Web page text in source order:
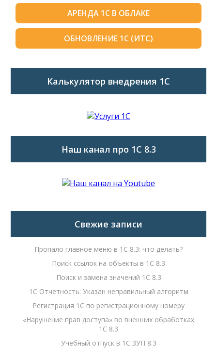
АРЕНДА 1С В ОБЛАКЕ
ОБНОВЛЕНИЕ 1С (ИТС)
Калькулятор внедрения 1C
Наш канал про 1С 8.3
Свежие записи
Пропало главное меню в 1С 8.3: что делать?
Поиск ссылок на объекты в 1С 8.3
Поиск и замена значений 1С 8.3
1С Отчетность: Указан неправильный алгоритм
Регистрация 1С по регистрационному номеру
«Нарушение прав доступа» во внешних обработках
1С 8.3
Учебный отпуск в 1С ЗУП 8.3